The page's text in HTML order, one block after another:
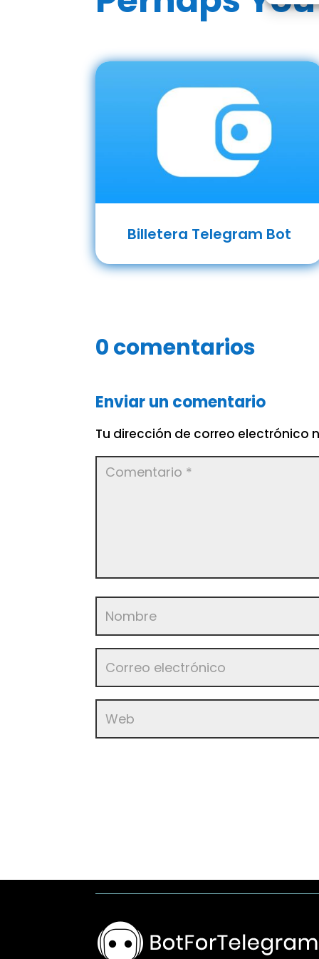
Billetera Telegram Bot
0 comentarios
Enviar un comentario
Tu dirección de correo electrónico